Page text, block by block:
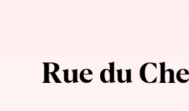
Rue du